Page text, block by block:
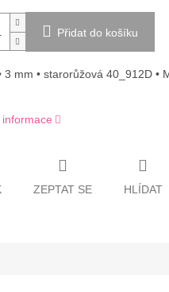
Přidat do košíku
3 mm • starorůžová 40_912D •
ZEPTAT SE HLÍDAT